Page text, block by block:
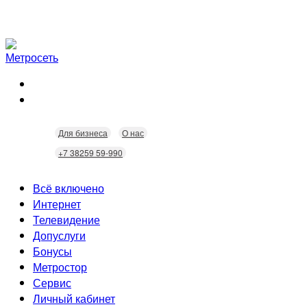
Для бизнеса
О нас
+7 38259 59-990
Всё включено
Интернет
Скорость
Безопасность
Wi-Fi
Технологии
Телевидение
Кабельное ТВ
Интерактивное ТВ
Допуслуги
Видеонаблюдение
Городские камеры
Домофония
Бонусы
Статусы
Бонусы
Скидки
Метростор
Сервис
Неисправности
Личный кабинет